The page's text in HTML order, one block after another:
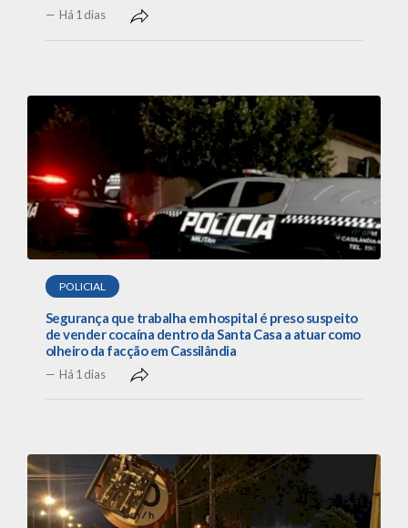
Há 1 dias
POLICIAL
Segurança que trabalha em hospital é preso suspeito
de vender cocaína dentro da Santa Casa a atuar como
olheiro da facção em Cassilândia
Há 1 dias